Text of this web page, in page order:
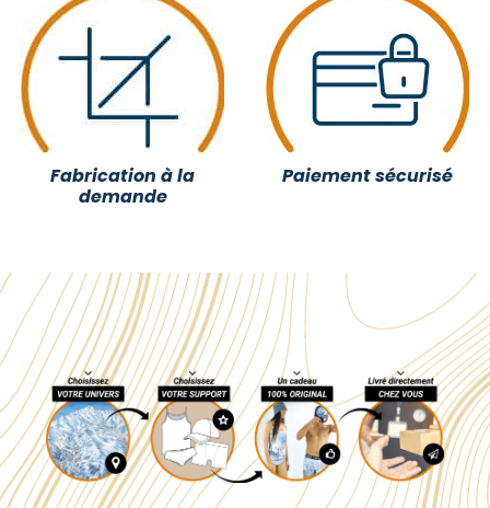
Fabrication à la
demande
Paiement sécurisé